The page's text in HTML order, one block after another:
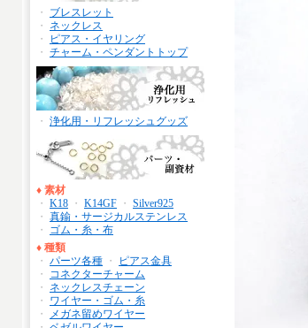
・
ブレスレット
・
ネックレス
・
ピアス・イヤリング
・ チャーム・ペンダントトップ
・ 浄化用・リフレッシュグッズ
♦ 素材
・ K18 ・ K14GF ・ Silver925
・ 真鍮・サージカルステンレス
・
ゴム・糸・布
♦ 種類
・ パーツ各種 ・
ピアス金具
・
コネクターチャーム
・
ネックレスチェーン
・
ワイヤー・ゴム・糸
・
メガネ留めワイヤー